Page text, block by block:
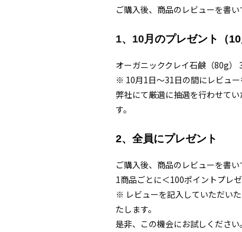
ご購入後、商品のレビューを書
1、10月のプレゼント（
オーガニッククレイ石鹸（80g）
※ 10月1日〜31日の間にレビュー
弊社にて厳選に抽選を行わせて
す。
2、全員にプレゼント
ご購入後、商品のレビューを書い
1商品ごとに＜100ポイントプレ
※ レビューを記入していただい
たします。
是非、この機会にお試しください。